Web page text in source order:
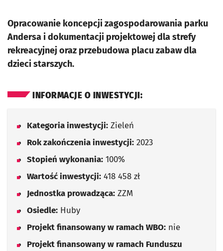
Opracowanie koncepcji zagospodarowania parku
Andersa i dokumentacji projektowej dla strefy
rekreacyjnej oraz przebudowa placu zabaw dla
dzieci starszych.
INFORMACJE O INWESTYCJI:
Kategoria inwestycji: Zieleń
Rok zakończenia inwestycji: 2023
Stopień wykonania: 100%
Wartość inwestycji: 418 458 zł
Jednostka prowadząca: ZZM
Osiedle: Huby
Projekt finansowany w ramach WBO: nie
Projekt finansowany w ramach Funduszu